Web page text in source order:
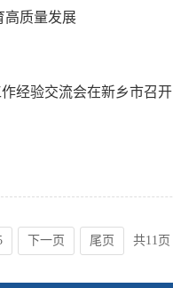
高质量发展
经验交流会在新乡市召开
下一页 尾页 共11页